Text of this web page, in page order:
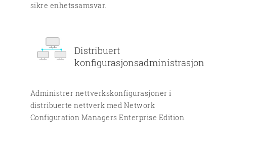
sikre enhetssamsvar.
Distribuert
konfigurasjonsadministrasjon
Administrer nettverkskonfigurasjoner i
distribuerte nettverk med Network
Configuration Managers Enterprise Edition.